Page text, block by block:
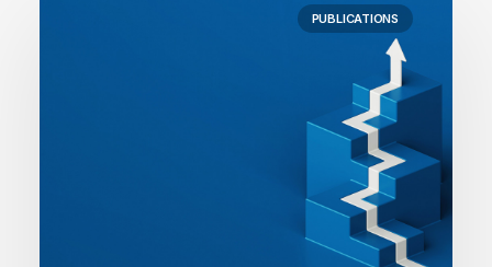
PUBLICATIONS